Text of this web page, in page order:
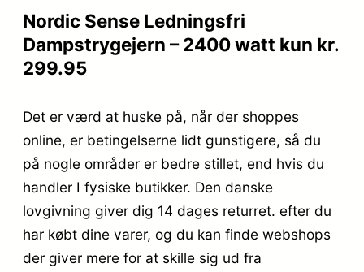
Nordic Sense Ledningsfri
Dampstrygejern – 2400 watt kun kr.
299.95
Det er værd at huske på, når der shoppes
online, er betingelserne lidt gunstigere, så du
på nogle områder er bedre stillet, end hvis du
handler I fysiske butikker. Den danske
lovgivning giver dig 14 dages returret. efter du
har købt dine varer, og du kan finde webshops
der giver mere for at skille sig ud fra